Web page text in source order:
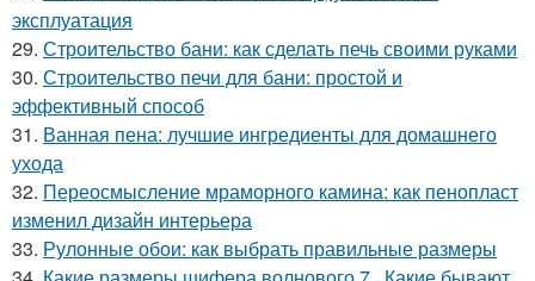
эксплуатация
29. Строительство бани: как сделать печь своими руками
30. Строительство печи для бани: простой и
эффективный способ
31. Ванная пена: лучшие ингредиенты для домашнего
ухода
32. Переосмысление мраморного камина: как пенопласт
изменил дизайн интерьера
33. Рулонные обои: как выбрать правильные размеры